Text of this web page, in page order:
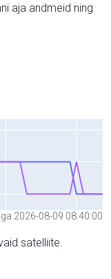
aja andmeid ning
2026-08-09 08:40:00
satelliite.